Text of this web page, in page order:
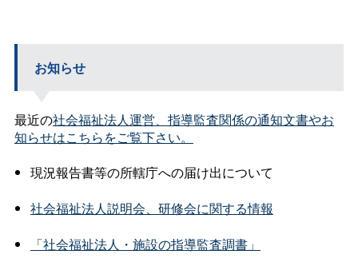
お知らせ
最近の社会福祉法人運営、指導監査関係の通知文書やお
知らせはこちらをご覧下さい。
現況報告書等の所轄庁への届け出について
社会福祉法人説明会、研修会に関する情報
「社会福祉法人・施設の指導監査調書」